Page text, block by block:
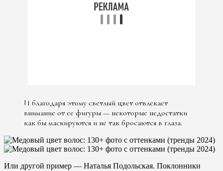
И благодаря этому светлый цвет отвлекает
внимание от ее фигуры — некоторые недостатки
как бы маскируются и не так бросаются в глаза.
Или другой пример — Наталья Подольская. Поклонники